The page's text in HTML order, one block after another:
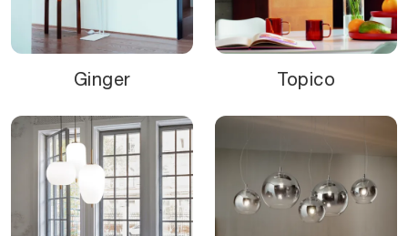
Ginger Topico